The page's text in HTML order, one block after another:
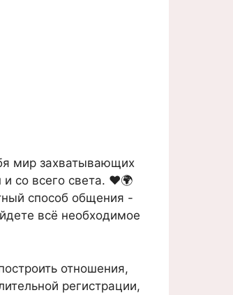
мир захватывающих
со всего света. ❤️🌍
способ общения -
всё необходимое
отношения,
регистрации,